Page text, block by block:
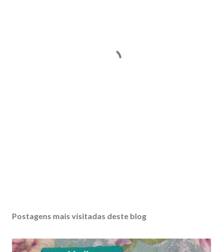
Postagens mais visitadas deste blog